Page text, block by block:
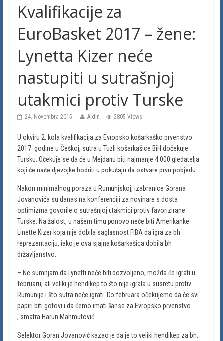
Kvalifikacije za
EuroBasket 2017 – žene:
Lynetta Kizer neće
nastupiti u sutrašnjoj
utakmici protiv Turske
24. Novembra 2015. Ajdin 2805 Views
U okviru 2. kola kvalifikacija za Evropsko košarkaško prvenstvo
2017. godine u Češkoj, sutra u Tuzli košarkašice BiH dočekuje
Tursku. Očekuje se da će u Mejdanu biti najmanje 4.000 gledatelja
koji će naše djevojke bodriti u pokušaju da ostvare prvu pobjedu.
Nakon minimalnog poraza u Rumunjskoj, izabranice Gorana
Jovanovića su danas na konferenciji za novinare s dosta
optimizma govorile o sutrašnjoj utakmici protiv favorizirane
Turske. Na žalost, u našem timu ponovo neće biti Amerikanke
Linette Kizer koja nije dobila saglasnost FIBA da igra za bh
reprezentaciju, iako je ova sjajna košarkašica dobila bh
državljanstvo.
– Ne sumnjam da Lynetti neće biti dozvoljeno, možda će igrati u
februaru, ali veliki je hendikep to što nije igrala u susretu protiv
Rumunije i što sutra neće igrati. Do februara očekujemo da će svi
papiri biti gotovi i da ćemo imati šanse za Evropsko prvenstvo
, smatra Harun Mahmutović.
Selektor Goran Jovanović kazao je da je to veliki hendikep za bh.